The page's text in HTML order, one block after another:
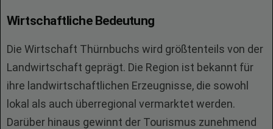
Wirtschaftliche Bedeutung
Die Wirtschaft Thürnbuchs wird größtenteils von der
Landwirtschaft geprägt. Die Region ist bekannt für
ihre landwirtschaftlichen Erzeugnisse, die sowohl
lokal als auch überregional vermarktet werden.
Darüber hinaus gewinnt der Tourismus zunehmend